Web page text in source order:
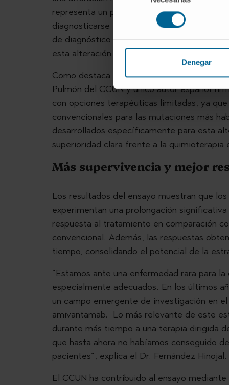
consentimiento
Denegar
representa un porcentaje reducido de los
diagnosticarse en pacientes no fumadores.
de diagnóstico molecular está permitiendo
esta alteración es más habitual de lo que se
Como destaca el
Dr. Gonzalo
Pulmón del CCUN y único autor español
con opciones terapéuticas limitadas, ya
convencionales para las mutaciones más
desarrollados específicamente para esta
superioridad clara frente a la quimioterapia
Más supervivencia y mejor
Los resultados del ensayo muestran que
experimentan una prolongación
respuesta al tratamiento en comparación
convencional. Además, las respuestas
tiempo, consolidando el potencial de la
“Estamos ante una enfermedad rara para
especialmente adecuados. En los últimos
un campo emergente de investigación en
amivantamab. Lo más relevante de este
durante más tiempo a una terapia dirigida
que hasta ahora no habíamos conseguido
pacientes”, explica el Dr. Fernández Hinojal.
El CCUN ha contribuido al ensayo